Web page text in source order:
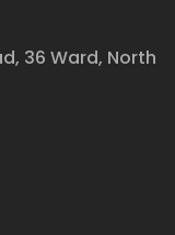
36 Ward, North